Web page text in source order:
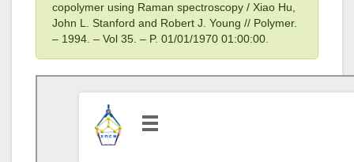
copolymer using Raman spectroscopy / Xiao Hu,
John L. Stanford and Robert J. Young // Polymer.
– 1994 . – Vol 35 . – P. 01/01/1970 01:00:00.